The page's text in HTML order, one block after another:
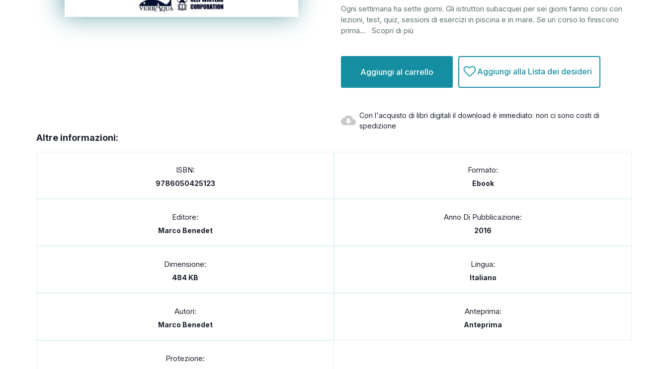
Ogni settimana ha sette giorni. Gli istruttori subacquei per sei giorni fanno corsi con
lezioni, test, quiz, sessioni di esercizi in piscina e in mare. Se un corso lo finiscono
prima... Scopri di più
attuale:
Aggiungi alla Lista dei desideri
Con l'acquisto di libri digitali il download è immediato: non ci sono costi di
spedizione
Altre informazioni:
ISBN:
9786050425123
Formato:
Ebook
Editore:
Marco Benedet
Anno Di Pubblicazione:
2016
Dimensione:
484 KB
Lingua:
Italiano
Autori:
Marco Benedet
Anteprima:
Anteprima
Protezione: